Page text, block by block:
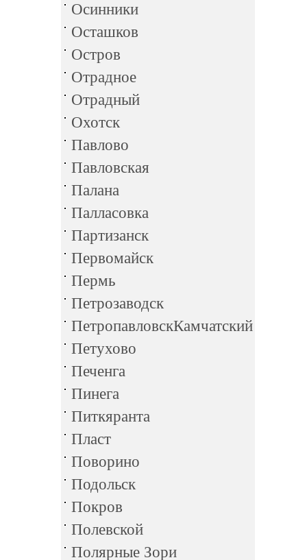
Осинники
Осташков
Остров
Отрадное
Отрадный
Охотск
Павлово
Павловская
Палана
Палласовка
Партизанск
Первомайск
Пермь
Петрозаводск
ПетропавловскКамчатский
Петухово
Печенга
Пинега
Питкяранта
Пласт
Поворино
Подольск
Покров
Полевской
Полярные Зори